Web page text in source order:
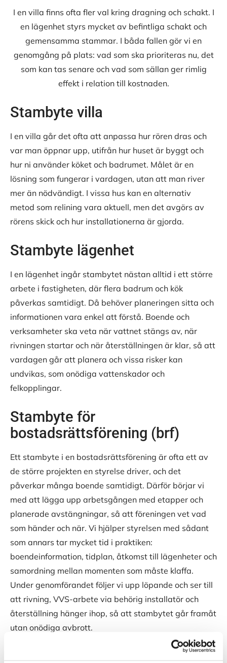
I en villa finns ofta fler val kring dragning och schakt. I
en lägenhet styrs mycket av befintliga schakt och
gemensamma stammar. I båda fallen gör vi en
genomgång på plats: vad som ska prioriteras nu, det
som kan tas senare och vad som sällan ger rimlig
effekt i relation till kostnaden.
Stambyte villa
I en villa går det ofta att anpassa hur rören dras och
var man öppnar upp, utifrån hur huset är byggt och
hur ni använder köket och badrumet. Målet är en
lösning som fungerar i vardagen, utan att man river
mer än nödvändigt. I vissa hus kan en alternativ
metod som relining vara aktuell, men det avgörs av
rörens skick och hur installationerna är gjorda.
Stambyte lägenhet
I en lägenhet ingår stambytet nästan alltid i ett större
arbete i fastigheten, där flera badrum och kök
påverkas samtidigt. Då behöver planeringen sitta och
informationen vara enkel att förstå. Boende och
verksamheter ska veta när vattnet stängs av, när
rivningen startar och när återställningen är klar, så att
vardagen går att planera och vissa risker kan
undvikas, som onödiga vattenskador och
felkopplingar.
Stambyte för
bostadsrättsförening (brf)
Ett stambyte i en bostadsrättsförening är ofta ett av
de större projekten en styrelse driver, och det
påverkar många boende samtidigt. Därför börjar vi
med att lägga upp arbetsgången med etapper och
planerade avstängningar, så att föreningen vet vad
som händer och när. Vi hjälper styrelsen med sådant
som annars tar mycket tid i praktiken:
boendeinformation, tidplan, åtkomst till lägenheter och
samordning mellan momenten som måste klaffa.
Under genomförandet följer vi upp löpande och ser till
att rivning, VVS-arbete via behörig installatör och
återställning hänger ihop, så att stambytet går framåt
utan onödiga avbrott.